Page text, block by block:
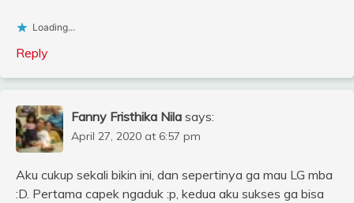
Loading...
Reply
Fanny Fristhika Nila says:
April 27, 2020 at 6:57 pm
Aku cukup sekali bikin ini, dan sepertinya ga mau LG mba
:D. Pertama capek ngaduk :p, kedua aku sukses ga bisa